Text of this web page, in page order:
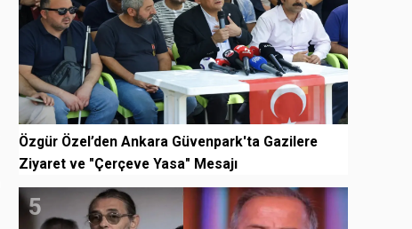
Özgür Özel’den Ankara Güvenpark'ta Gazilere
Ziyaret ve "Çerçeve Yasa" Mesajı
5